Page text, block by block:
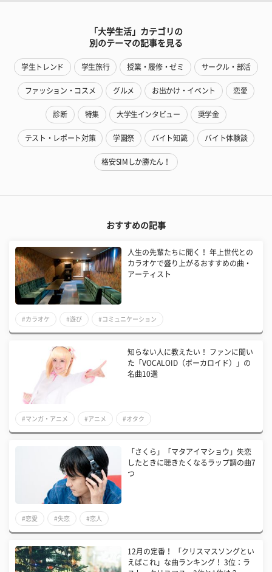
「大学生活」カテゴリの
別のテーマの記事を見る
学生トレンド 学生旅行 授業・履修・ゼミ サークル・部活
ファッション・コスメ グルメ お出かけ・イベント 恋愛
診断 特集 大学生インタビュー 奨学金
テスト・レポート対策 学園祭 バイト知識 バイト体験談
格安SIMしか勝たん！
おすすめの記事
人生の先輩たちに聞く！ 年上世代との
カラオケで盛り上がるおすすめの曲・
アーティスト
#カラオケ #遊び #コミュニケーション
知らない人に教えたい！ ファンに聞い
た「VOCALOID（ボーカロイド）」の
名曲10選
#マンガ・アニメ #アニメ #オタク
「さくら」「マタアイマショウ」失恋
したときに聴きたくなるラップ調の曲7
つ
#恋愛 #失恋 #恋人
12月の定番！ 「クリスマスソングとい
えばこれ」な曲ランキング！ 3位：ラ